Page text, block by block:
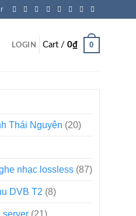
LOGIN Cart / 0₫ 0
Thái Nguyên (20)
nhạc lossless (87)
DVB T2 (8)
server (21)